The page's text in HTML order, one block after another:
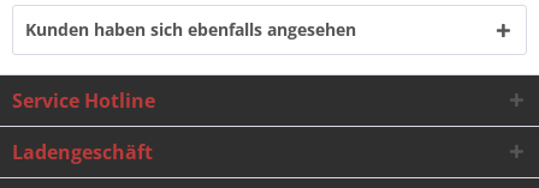
Kunden haben sich ebenfalls angesehen
Service Hotline
Ladengeschäft